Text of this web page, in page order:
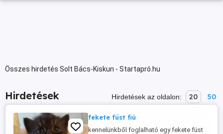
Összes hirdetés Solt Bács-Kiskun - Startapró.hu
Hirdetések Hirdetések az oldalon: 20 50
fekete füst fiú
kennelünkből foglalható egy fekete füst